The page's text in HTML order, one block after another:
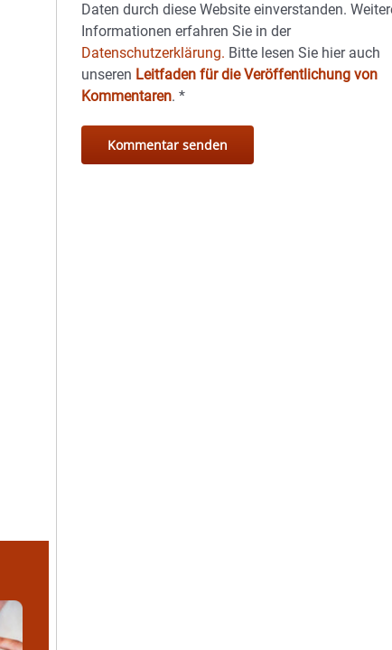
Daten durch diese Website einverstanden.
Informationen erfahren Sie in der
Datenschutzerklärung. Bitte lesen Sie hier auch
unseren Leitfaden für die Veröffentlichung von
Kommentaren.*